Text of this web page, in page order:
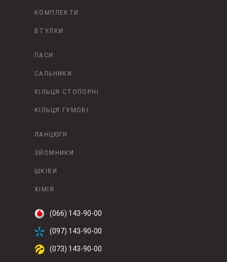
КОМПЛЕКТИ
ВТУЛКИ
ПАСИ
САЛЬНИКИ
КІЛЬЦЯ СТОПОРНІ
КІЛЬЦЯ ГУМОВІ
ЛАНЦЮГИ
ЗЙОМНИКИ
ШКІВИ
ХІМІЯ
(066) 143-90-00
(097) 143-90-00
(073) 143-90-00